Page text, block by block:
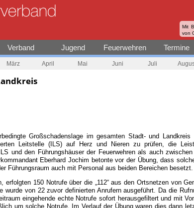
Mit
von
Verband Jugend Feuerwehren Termine
März April Mai Juni Juli
Großschadenslage im gesamten Stadt- und
Leitstelle (ILS) auf Herz und Nieren zu prüfen, die
und den Führungshäuser der Feuerwehren als auch
Eberhard Jochim betonte vor der Übung, dass
Führungsraum auch mit Personal aus beiden Bereichen besetzt.
150 Notrufe über die „112“ aus den Ortsnetzen von
wurde von 22 zuvor definierten Anrufern ausgeführt. Da die
eingehende echte Notrufe sofort herausgefiltert und mit
um solche Notrufe. Im Verlauf der Übung waren dies dann